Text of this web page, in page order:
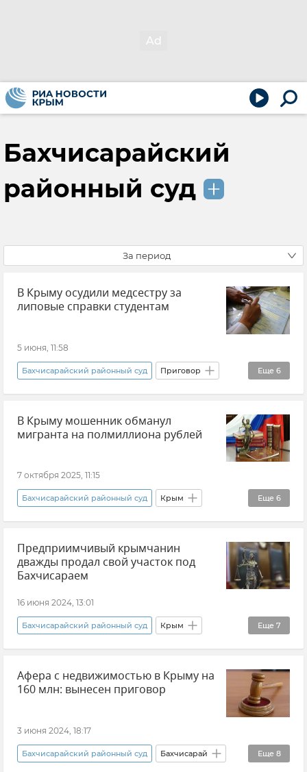
Бахчисарайский
районный суд
За период
В Крыму осудили медсестру за
липовые справки студентам
5 июня, 11:58
Еще 6
Бахчисарайский районный суд Приговор
Крым Новости Крыма Происшествия
Суд Бахчисарайский район
Бахчисарай
В Крыму мошенник обманул
мигранта на полмиллиона рублей
7 октября 2025, 11:15
Еще 6
Бахчисарайский районный суд Крым
Бахчисарайский район Мошенничество
Нелегальные мигранты Приговор
Правосудие
Предприимчивый крымчанин
дважды продал свой участок под
Бахчисараем
16 июня 2024, 13:01
Еще 7
Бахчисарайский районный суд Крым
Новости Крыма Происшествия
Бахчисарайский район Мошенничество
Афера с недвижимостью в Крыму на
160 млн: вынесен приговор
3 июня 2024, 18:17
Еще 8
Бахчисарайский районный суд Бахчисарай